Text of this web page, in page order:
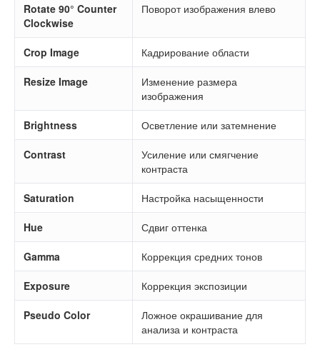
Rotate 90° Counter
Clockwise
Поворот изображения влево
Crop Image Кадрирование области
Resize Image
Изменение размера
изображения
Brightness Осветление или затемнение
Contrast
Усиление или смягчение
контраста
Saturation Настройка насыщенности
Hue Сдвиг оттенка
Gamma Коррекция средних тонов
Exposure Коррекция экспозиции
Pseudo Color
Ложное окрашивание для
анализа и контраста